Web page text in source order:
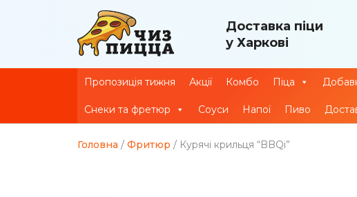
Доставка піци
у Харкові
Пропозиція тижня Акції Комбо Піца
Снеки та фретюр Соуси Напої Пиво
Головна / Фритюр / Курячі крильця “BBQі”